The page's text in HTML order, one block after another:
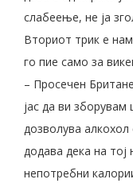
слабеење, не ја
Вториот трик е
го пие само за
– Просечен
јас да ви
дозволува алкохол
додава дека на
непотребни